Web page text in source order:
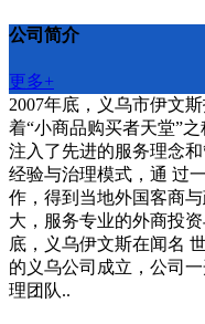
公司简介
更多+
2007年底，义乌市伊文
着“小商品购买者天堂”
注入了先进的服务理念
经验与治理模式，通 过
作，得到当地外国客商
大，服务专业的外商投
底，义乌伊文斯在闻名
的义乌公司成立，公司
理团队..